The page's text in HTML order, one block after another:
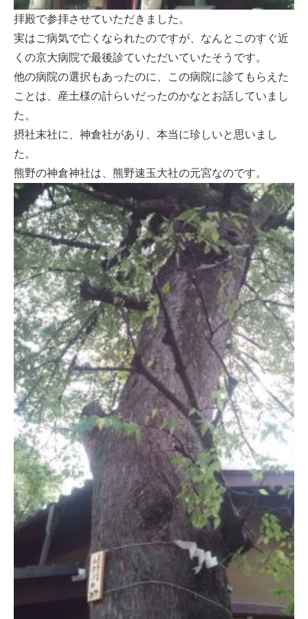
拝殿で参拝させていただきました。
実はご病気で亡くなられたのですが、なんとこのすぐ近
くの京大病院で最後診ていただいていたそうです。
他の病院の選択もあったのに、この病院に診てもらえた
ことは、産土様の計らいだったのかなとお話していまし
た。
摂社末社に、神倉社があり、本当に珍しいと思いまし
た。
熊野の神倉神社は、熊野速玉大社の元宮なのです。